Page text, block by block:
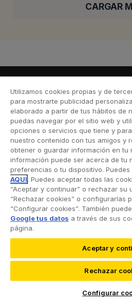
CARGAR
SÍGUENOS EN:
NUESTRAS APPS
Contacto
Oficinas RACC
Utilizamos cookies propias y de
para mostrarte publicidad
elaborado a partir de tus hábitos de
puedas navegar por el sitio web y
opciones o servicios que tiene y
nuestro contenido con tus amigos y
obtener o guardar información en tu
información puede ser acerca de tu
preferencias o tu dispositivo.
AQUÍ. Puedes aceptar todas las
“Aceptar y continuar” o rechazar su
“Rechazar cookies” o configurarlas
“Configurar cookies”. También
Google tus datos a través de sus
página.
Aceptar y
Rechazar
Configurar